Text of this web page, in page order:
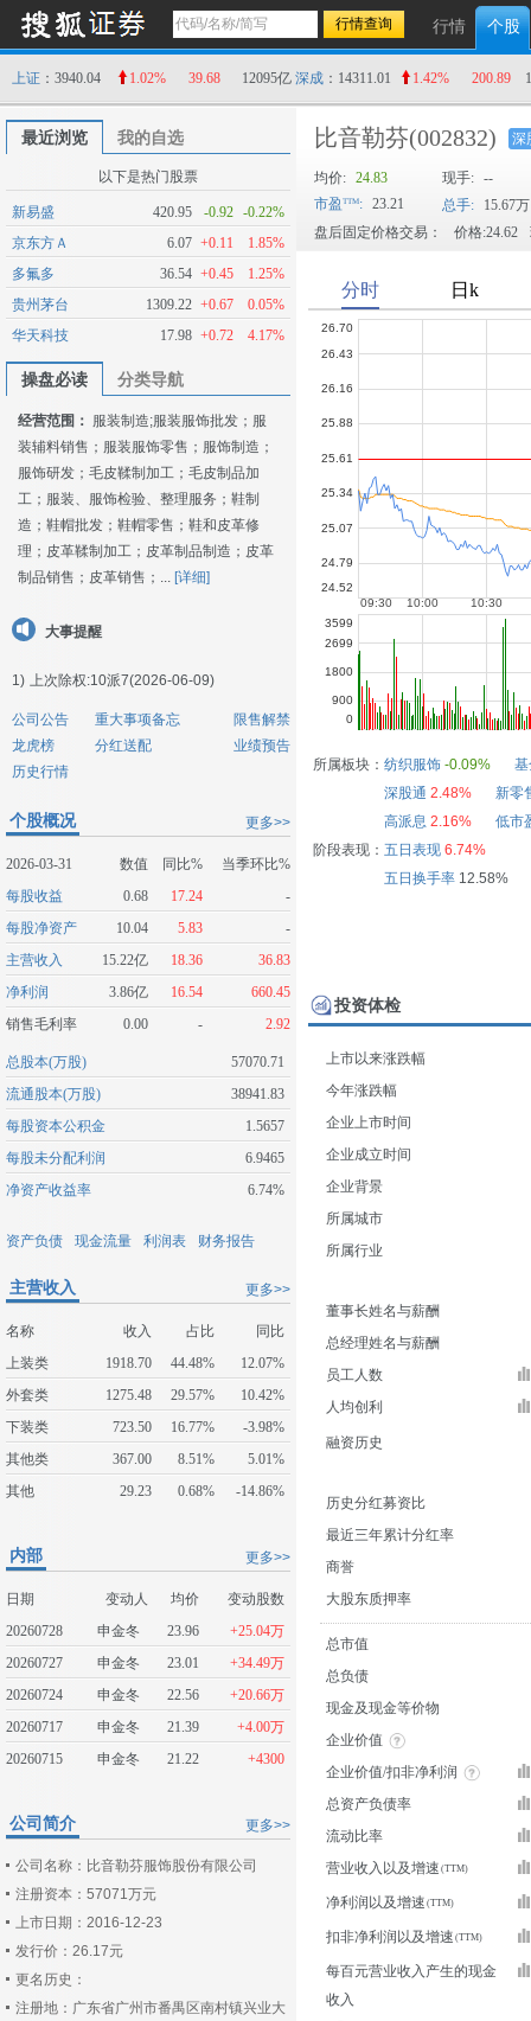
行情 个股
上证 ：3940.04 1.02% 39.68 12095亿 深成 ：14311.01 1.42% 200.89
最近浏览 我的自选
以下是热门股票
新易盛 420.95 -0.92 -0.22%
京东方Ａ
6.07 +0.11
1.85%
多氟多
36.54 +0.45
1.25%
贵州茅台
1309.22 +0.67
0.05%
华天科技
17.98 +0.72 4.17%
操盘必读 分类导航
经营范围： 服装制造;服装服饰批发；服
装辅料销售；服装服饰零售；服饰制造；
服饰研发；毛皮鞣制加工；毛皮制品加
工；服装、服饰检验、整理服务；鞋制
造；鞋帽批发；鞋帽零售；鞋和皮革修
理；皮革鞣制加工；皮革制品制造；皮革
制品销售；皮革销售；... [详细]
大事提醒
1) 上次除权:10派7(2026-06-09)
公司公告 重大事项备忘
限售解禁
龙虎榜
分红送配
业绩预告
历史行情
更多>>
个股概况
2026-03-31 数值 同比%
当季环比%
每股收益
0.68 17.24
-
每股净资产
10.04 5.83
-
主营收入
15.22亿 18.36
36.83
净利润
3.86亿 16.54
660.45
销售毛利率
0.00 - 2.92
总股本(万股)
57070.71
流通股本(万股)
38941.83
每股资本公积金
1.5657
每股未分配利润
6.9465
净资产收益率
6.74%
资产负债 现金流量 利润表 财务报告
更多>>
主营收入
名称 收入 占比
同比
上装类
1918.70 44.48%
12.07%
外套类
1275.48 29.57%
10.42%
下装类
723.50 16.77%
-3.98%
其他类
367.00 8.51%
5.01%
其他
29.23 0.68% -14.86%
更多>>
内部
日期 变动人 均价
变动股数
20260728
申金冬 23.96
+25.04万
20260727
申金冬 23.01
+34.49万
20260724
申金冬 22.56
+20.66万
20260717
申金冬 21.39
+4.00万
20260715
申金冬 21.22 +4300
更多>>
公司简介
公司名称：比音勒芬服饰股份有限公司
注册资本：57071万元
上市日期：2016-12-23
发行价：26.17元
更名历史：
注册地：广东省广州市番禺区南村镇兴业大
比音勒芬(002832) 深
均价: 24.83 现手: --
市盈
: 23.21 总手:
15.67万
盘后固定价格交易：
价格:24.62
所属板块： 纺织服饰 -0.09%
深股通 2.48%
新零
高派息 2.16%
低市
阶段表现： 五日表现 6.74%
五日换手率12.58%
投资体检
上市以来涨跌幅
今年涨跌幅
企业上市时间
企业成立时间
企业背景
所属城市
所属行业
董事长姓名与薪酬
总经理姓名与薪酬
员工人数
人均创利
融资历史
历史分红募资比
最近三年累计分红率
商誉
大股东质押率
总市值
总负债
现金及现金等价物
企业价值
企业价值/扣非净利润
总资产负债率
流动比率
营业收入以及增速
净利润以及增速
扣非净利润以及增速
每百元营业收入产生的现金
收入